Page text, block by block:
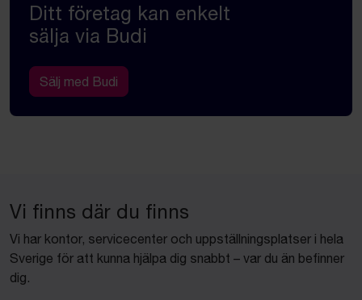
Ditt företag kan enkelt
sälja via Budi
Sälj med Budi
Vi finns där du finns
Vi har kontor, servicecenter och uppställningsplatser i hela
Sverige för att kunna hjälpa dig snabbt – var du än befinner
dig.